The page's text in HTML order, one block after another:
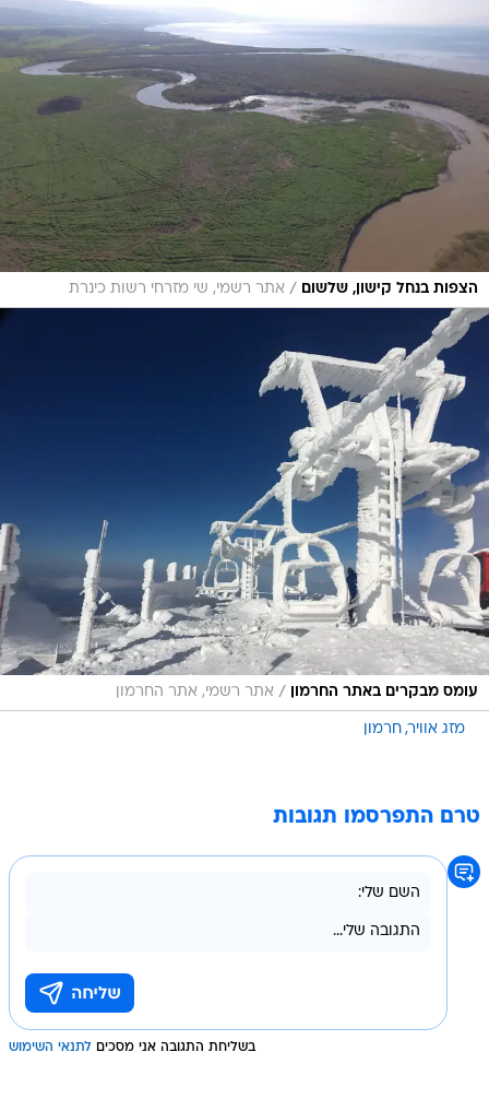
הצפות בנחל קישון, שלשום / אתר רשמי, שי מזרחי רשות כינרת
עומס מבקרים באתר החרמון / אתר רשמי, אתר החרמון
מזג אוויר חרמון
טרם התפרסמו תגובות
בשליחת התגובה אני מסכים לתנאי השימוש